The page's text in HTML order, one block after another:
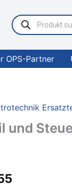
Products
search
OPS-Partner
und